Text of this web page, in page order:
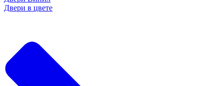
Двери в цвете